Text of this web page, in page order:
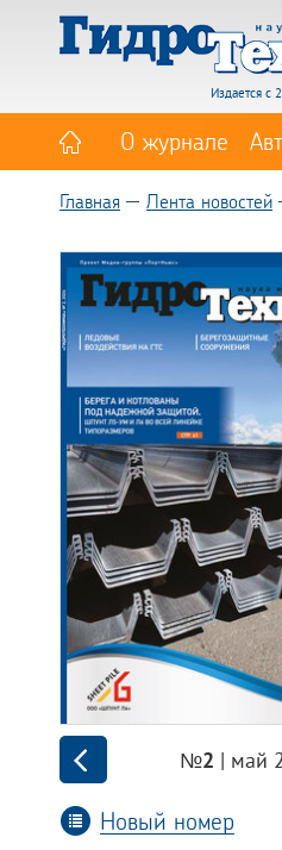
Издается с
О журнале
Главная Лента новостей
№2 | май
Новый номер